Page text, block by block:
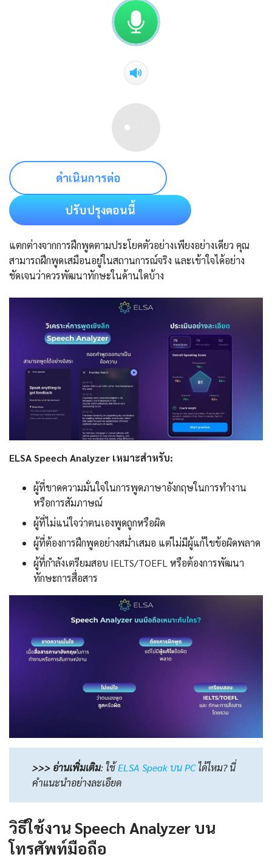
ดำเนินการต่อ
ปรับปรุงตอนนี้
แตกต่างจากการฝึกพูดตามประโยคตัวอย่างเพียงอย่างเดียว คุณ
สามารถฝึกพูดเสมือนอยู่ในสถานการณ์จริง และเข้าใจได้อย่าง
ชัดเจนว่าควรพัฒนาทักษะในด้านใดบ้าง
ELSA Speech Analyzer เหมาะสำหรับ:
ผู้ที่ขาดความมั่นใจในการพูดภาษาอังกฤษในการทำงาน
หรือการสัมภาษณ์
ผู้ที่ไม่แน่ใจว่าตนเองพูดถูกหรือผิด
ผู้ที่ต้องการฝึกพูดอย่างสม่ำเสมอ แต่ไม่มีผู้แก้ไขข้อผิดพลาด
ผู้ที่กำลังเตรียมสอบ IELTS/TOEFL หรือต้องการพัฒนา
ทักษะการสื่อสาร
>>> อ่านเพิ่มเติม:ใช้ELSA Speak บน PCได้ไหม? นี่
คำแนะนำอย่างละเอียด
วิธีใช้งาน Speech Analyzer บน
โทรศัพท์มือถือ